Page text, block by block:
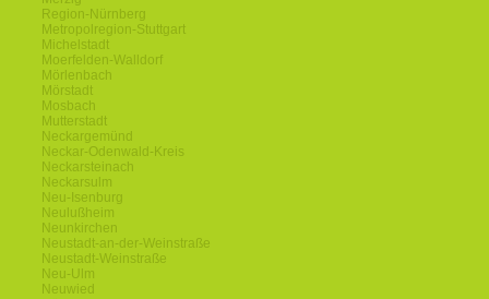
Region-Nürnberg
Metropolregion-Stuttgart
Michelstadt
Moerfelden-Walldorf
Mörlenbach
Mörstadt
Mosbach
Mutterstadt
Neckargemünd
Neckar-Odenwald-Kreis
Neckarsteinach
Neckarsulm
Neu-Isenburg
Neulußheim
Neunkirchen
Neustadt-an-der-Weinstraße
Neustadt-Weinstraße
Neu-Ulm
Neuwied